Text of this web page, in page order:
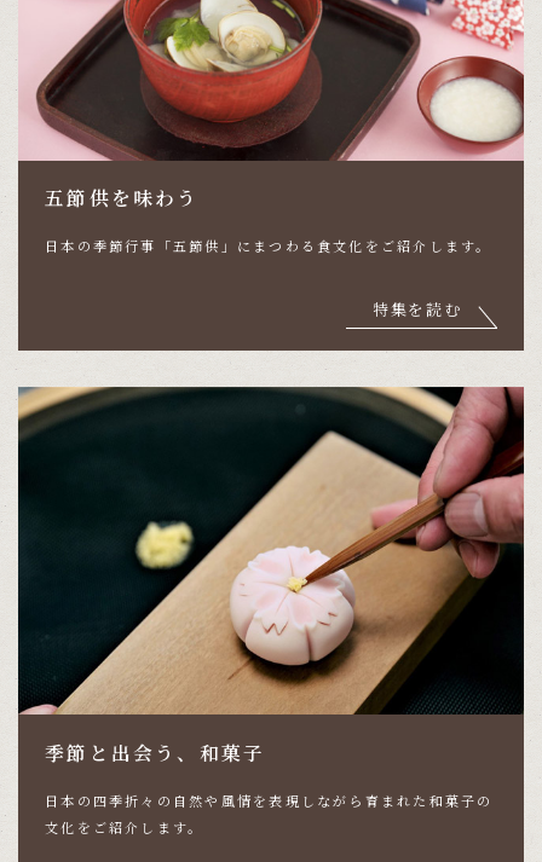
五節供を味わう
日本の季節行事「五節供」にまつわる食文化をご紹介します。
特集を読む
季節と出会う、和菓子
日本の四季折々の自然や風情を表現しながら育まれた 和菓子の
文化をご紹介します。